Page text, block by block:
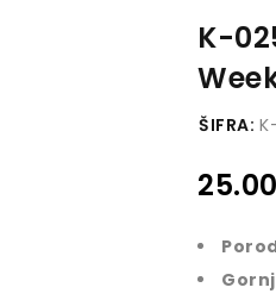
K-
ŠIFRA:
25.00